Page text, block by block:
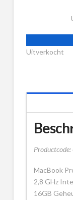
Uitverkocht
MacBook
2,8 GHz
16GB